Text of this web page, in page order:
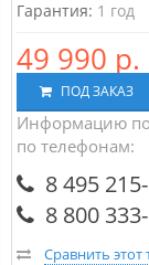
Гарантия: 1 год
49 990 р.
ПОД ЗАКАЗ
Информацию
по телефонам:
8 495
8 800
Сравнить этот